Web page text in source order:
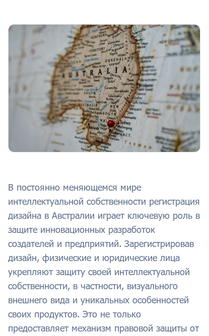
В постоянно меняющемся мире
интеллектуальной собственности регистрация
дизайна в Австралии играет ключевую роль в
защите инновационных разработок
создателей и предприятий. Зарегистрировав
дизайн, физические и юридические лица
укрепляют защиту своей интеллектуальной
собственности, в частности, визуального
внешнего вида и уникальных особенностей
своих продуктов. Это не только
предоставляет механизм правовой защиты от